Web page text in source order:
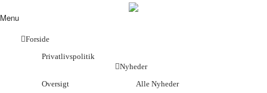
Menu
Forside
Privatlivspolitik
Oversigt
Nyheder
Alle Nyheder